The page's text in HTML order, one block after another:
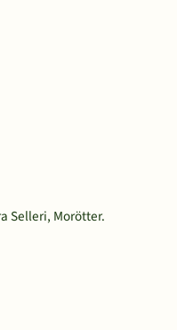
Selleri, Morötter.